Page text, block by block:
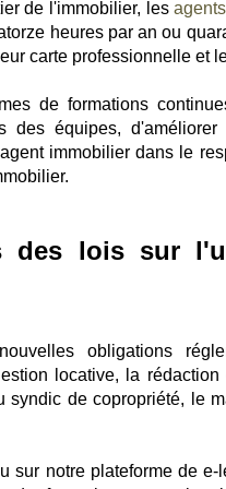
de l'immobilier, les
heures par an ou
carte professionnelle et
de formations
des équipes,
immobilier dans le
des lois sur
obligations
locative, la
syndic de copropriété, le
sur notre plateforme de